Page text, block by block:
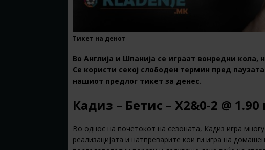
Тикет на денот
Во Англија и Шпанија се играат вонредни
Се користи секој слободен термин пред
нашиот предлог тикет за денес.
Кадиз – Бетис – Х2&0-2 @
Во однос на почетокот на сезоната, Кадиз игра
реализацијата и натпреварите кои ги игра на